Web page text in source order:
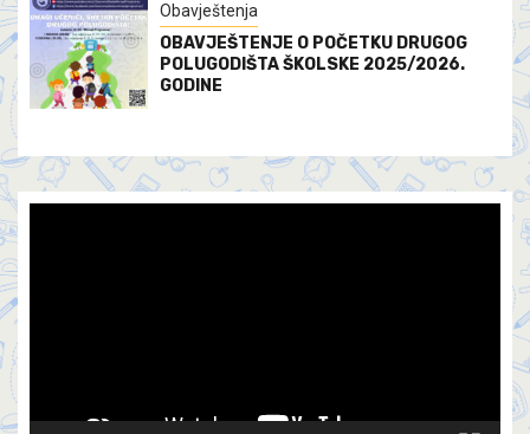
Obavještenja
OBAVJEŠTENJE O POČETKU DRUGOG
POLUGODIŠTA ŠKOLSKE 2025/2026.
GODINE